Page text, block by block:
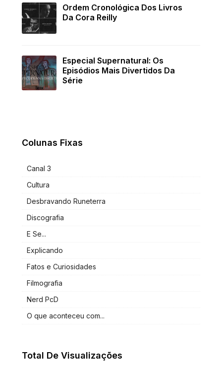
Ordem Cronológica Dos Livros
Da Cora Reilly
Especial Supernatural: Os
Episódios Mais Divertidos Da
Série
Colunas Fixas
Canal 3
Cultura
Desbravando Runeterra
Discografia
E Se...
Explicando
Fatos e Curiosidades
Filmografia
Nerd PcD
O que aconteceu com...
Total De Visualizações